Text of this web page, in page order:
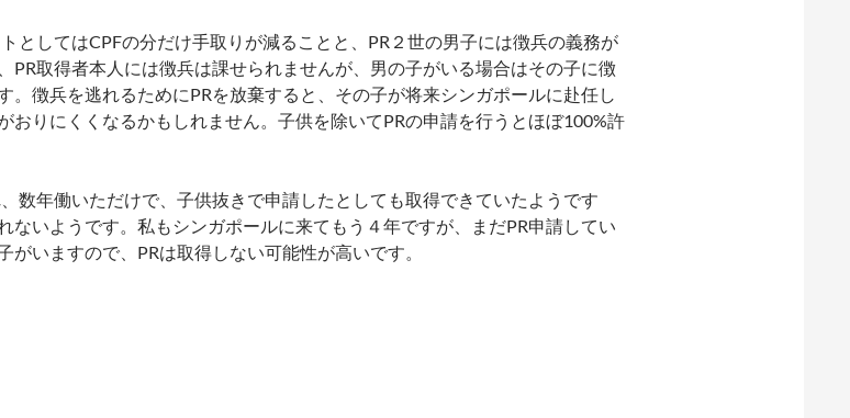
としてはCPFの分だけ手取りが減ることと、PR２世の男子には徴兵の義務が
PR取得者本人には徴兵は課せられませんが、男の子がいる場合はその子に徴
。徴兵を逃れるためにPRを放棄すると、その子が将来シンガポールに赴任し
おりにくくなるかもしれません。子供を除いてPRの申請を行うとほぼ100%許
数年働いただけで、子供抜きで申請したとしても取得できていたようです
ないようです。私もシンガポールに来てもう４年ですが、まだPR申請してい
がいますので、PRは取得しない可能性が高いです。